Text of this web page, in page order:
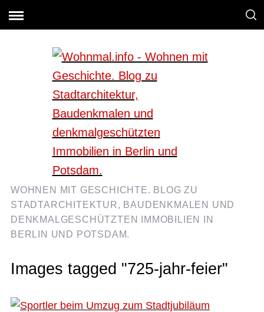
WOHNEN MIT GESCHICHTE. BLOG ZU
STADTARCHITEKTUR, BAUDENKMALEN UND
DENKMALGESCHÜTZTEN IMMOBILIEN IN
BERLIN UND POTSDAM.
Images tagged "725-jahr-feier"